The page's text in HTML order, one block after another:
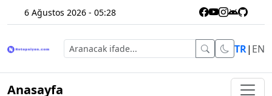
6 Ağustos 2026 - 05:28
TR| EN
Anasayfa